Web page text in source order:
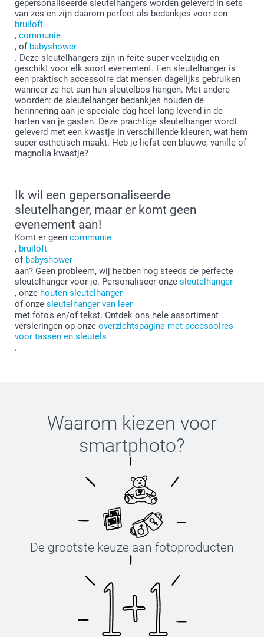
gepersonaliseerde sleutelhangers worden geleverd in sets
van zes en zijn daarom perfect als bedankjes voor een
bruiloft
, communie
, of babyshower
. Deze sleutelhangers zijn in feite super veelzijdig en
geschikt voor elk soort evenement. Een sleutelhanger is
een praktisch accessoire dat mensen dagelijks gebruiken
wanneer ze het aan hun sleutelbos hangen. Met andere
woorden: de sleutelhanger bedankjes houden de
herinnering aan je speciale dag heel lang levend in de
harten van je gasten. Deze prachtige sleutelhanger wordt
geleverd met een kwastje in verschillende kleuren, wat hem
super esthetisch maakt. Heb je liefst een blauwe, vanille of
magnolia kwastje?
Ik wil een gepersonaliseerde
sleutelhanger, maar er komt geen
evenement aan!
Komt er geen communie
, bruiloft
of babyshower
aan? Geen probleem, wij hebben nog steeds de perfecte
sleutelhanger voor je. Personaliseer onze sleutelhanger
, onze houten sleutelhanger
of onze sleutelhanger van leer
met foto's en/of tekst. Ontdek ons hele assortiment
versieringen op onze overzichtspagina met accessoires
voor tassen en sleutels
.
Waarom kiezen voor
smartphoto?
De grootste keuze aan fotoproducten